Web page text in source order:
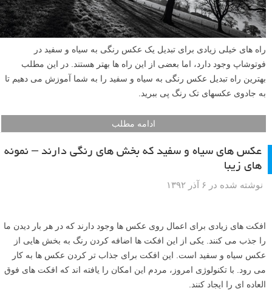
راه های خیلی زیادی برای تبدیل یک عکس رنگی به سیاه و سفید در
فوتوشاپ وجود دارد، اما بعضی از این راه ها بهتر هستند. در این مطلب
بهترین راه تبدیل عکس رنگی به سیاه و سفید را به شما آموزش می دهیم تا
به جادوی عکسهای تک رنگ پی ببرید.
ادامه مطلب
عکس های سیاه و سفید که بخش های رنگی دارند – نمونه
های زیبا
نوشته شده در ۶ آذر ۱۳۹۲
افکت های زیادی برای اعمال روی عکس ها وجود دارند که در هر بار دیدن ما
را جذب می کنند. یکی از این افکت ها اضافه کردن رنگ به بخش هایی از
عکس سیاه و سفید است. این افکت برای جذاب تر کردن عکس ها به کار
می رود. با تکنولوژی امروز، مردم این امکان را یافته اند که افکت های فوق
العاده ای را ایجاد کنند.